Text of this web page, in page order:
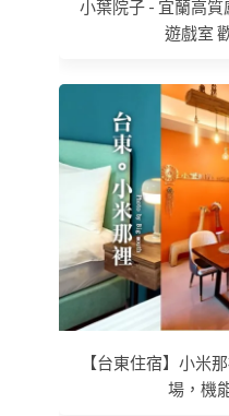
小葉院子 - 宜蘭高
遊戲室
【台東住宿】小米
場，機